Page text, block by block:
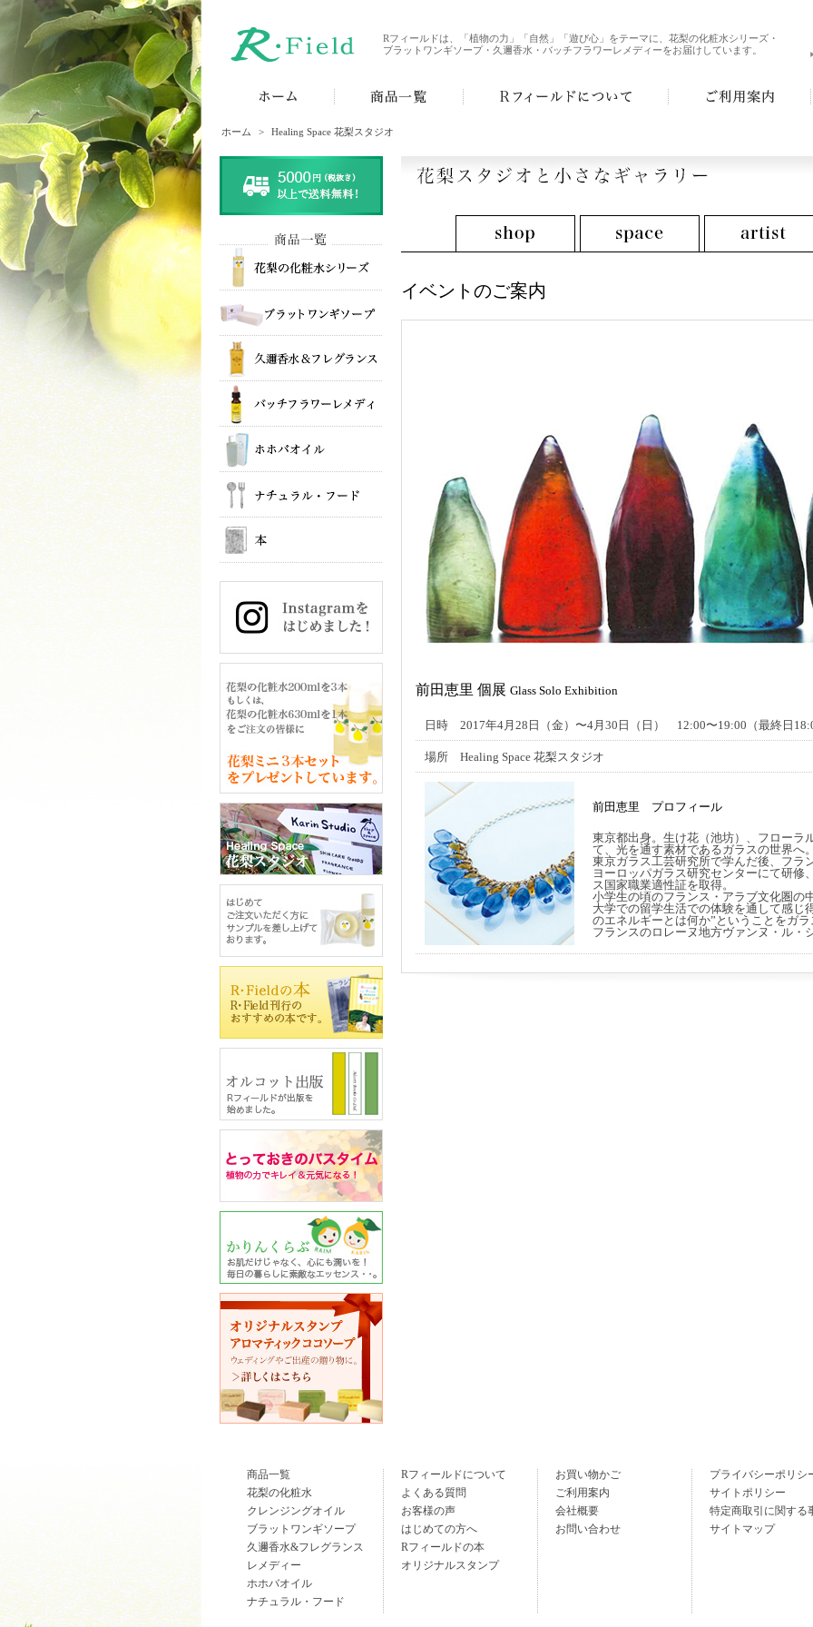
Rフィールドは、「植物の力」「自然」「遊び心」をテーマに、花梨の化粧水シリーズ・
ブラットワンギソープ・久邇香水・バッチフラワーレメディーをお届けしています。
ホーム > Healing Space 花梨スタジオ
イベントのご案内
前田恵里 個展 Glass Solo Exhibition
日時 2017年4月28日（金）〜4月30日（日） 12:00〜19:00（最終日
場所 Healing Space 花梨スタジオ
前田恵里 プロフィール
東京都出身。生け花（池坊）、フローラ
て、光を通す素材であるガラスの世界へ
東京ガラス工芸研究所で学んだ後、フラ
ヨーロッパガラス研究センターにて研修
ス国家職業適性証を取得。
小学生の頃のフランス・アラブ文化圏の
大学での留学生活での体験を通して感じ
のエネルギーとは何か”ということをガ
フランスのロレーヌ地方ヴァンヌ・ル・
商品一覧
花梨の化粧水
クレンジングオイル
ブラットワンギソープ
久邇香水&フレグランス
レメディー
ホホバオイル
ナチュラル・フード
Rフィールドについて
よくある質問
お客様の声
はじめての方へ
Rフィールドの本
オリジナルスタンプ
お買い物かご
ご利用案内
会社概要
お問い合わせ
プライバシーポリシ
サイトポリシー
特定商取引に関する
サイトマップ